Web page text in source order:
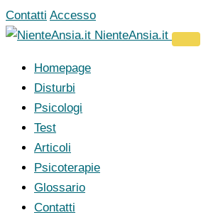
Vai
al
Contatti Accesso
NienteAnsia.it
Homepage
Disturbi
Psicologi
Test
Articoli
Psicoterapie
Glossario
Contatti